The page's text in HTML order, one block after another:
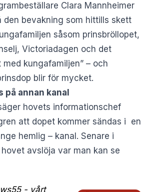
Clara Mannheimer
den bevakning som hittills skett
såsom prinsbröllopet,
Victoriadagen och det
med kungafamiljen” – och
blir för mycket.
på annan kanal
hovets informationschef
att dopet kommer sändas i en
hemlig – kanal. Senare i
avslöja var man kan se
- vårt